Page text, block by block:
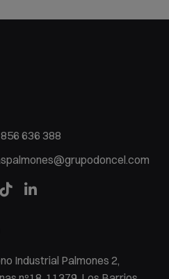
636 388
Industrial Palmones 2,